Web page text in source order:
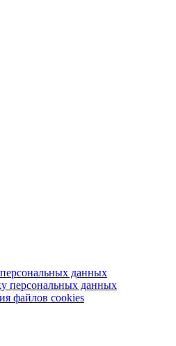
данных
персональных данных
файлов cookies